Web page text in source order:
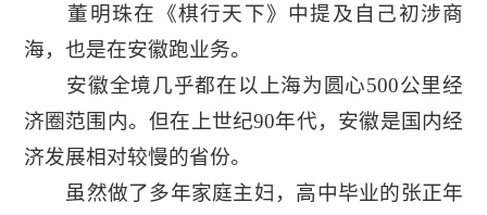
董明珠在《棋行天下》中提及自己初涉商
海，也是在安徽跑业务。
安徽全境几乎都在以上海为圆心500公里经
济圈范围内。但在上世纪90年代，安徽是国内经
济发展相对较慢的省份。
虽然做了多年家庭主妇，高中毕业的张正年